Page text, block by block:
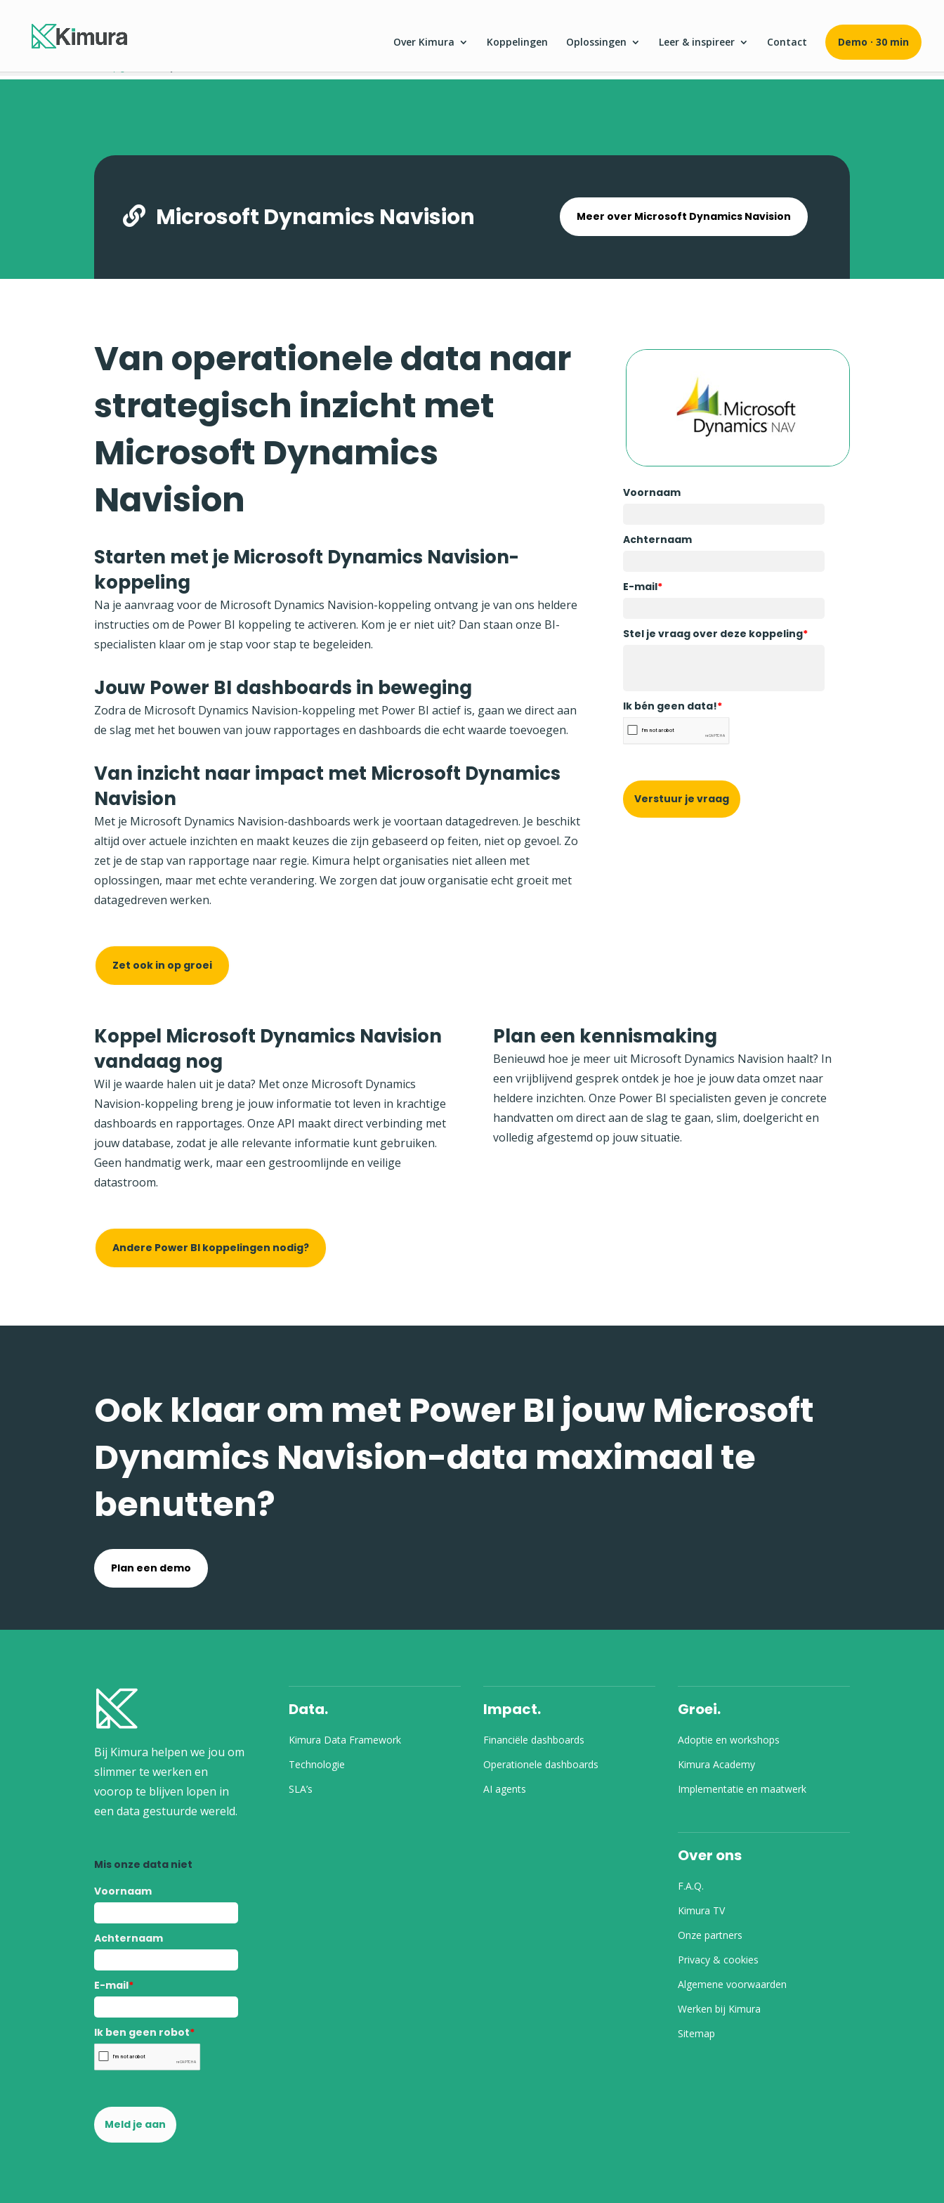
Over Kimura Koppelingen Oplossingen Leer & inspireer Contact Demo · 30 min
 Microsoft Dynamics Navision Meer over Microsoft Dynamics Navision
Van operationele data naar
strategisch inzicht met
Microsoft Dynamics
Navision
Starten met je Microsoft Dynamics Navision-
koppeling
Na je aanvraag voor de Microsoft Dynamics Navision-koppeling ontvang je van ons heldere
instructies om de Power BI koppeling te activeren. Kom je er niet uit? Dan staan onze BI-
specialisten klaar om je stap voor stap te begeleiden.
Jouw Power BI dashboards in beweging
Zodra de Microsoft Dynamics Navision-koppeling met Power BI actief is, gaan we direct aan
de slag met het bouwen van jouw rapportages en dashboards die echt waarde toevoegen.
Van inzicht naar impact met Microsoft Dynamics
Navision
Met je Microsoft Dynamics Navision-dashboards werk je voortaan datagedreven. Je beschikt
altijd over actuele inzichten en maakt keuzes die zijn gebaseerd op feiten, niet op gevoel. Zo
zet je de stap van rapportage naar regie. Kimura helpt organisaties niet alleen met
oplossingen, maar met echte verandering. We zorgen dat jouw organisatie echt groeit met
datagedreven werken.
Zet ook in op groei
Voornaam
Achternaam
E-mail*
Stel je vraag over deze koppeling*
Ik bén geen data!*
Verstuur je vraag
Koppel Microsoft Dynamics Navision
vandaag nog
Wil je waarde halen uit je data? Met onze Microsoft Dynamics
Navision-koppeling breng je jouw informatie tot leven in krachtige
dashboards en rapportages. Onze API maakt direct verbinding met
jouw database, zodat je alle relevante informatie kunt gebruiken.
Geen handmatig werk, maar een gestroomlijnde en veilige
datastroom.
Andere Power BI koppelingen nodig?
Plan een kennismaking
Benieuwd hoe je meer uit Microsoft Dynamics Navision haalt? In
een vrijblijvend gesprek ontdek je hoe je jouw data omzet naar
heldere inzichten. Onze Power BI specialisten geven je concrete
handvatten om direct aan de slag te gaan, slim, doelgericht en
volledig afgestemd op jouw situatie.
Ook klaar om met Power BI jouw Microsoft
Dynamics Navision-data maximaal te
benutten?
Plan een demo
Bij Kimura helpen we jou om
slimmer te werken en
voorop te blijven lopen in
een data gestuurde wereld.
Mis onze data niet
Voornaam
Achternaam
E-mail*
Ik ben geen robot*
Meld je aan
Data.
Kimura Data Framework
Technologie
SLA’s
Impact.
Financiële dashboards
Operationele dashboards
AI agents
Groei.
Adoptie en workshops
Kimura Academy
Implementatie en maatwerk
Over ons
F.A.Q.
Kimura TV
Onze partners
Privacy & cookies
Algemene voorwaarden
Werken bij Kimura
Sitemap